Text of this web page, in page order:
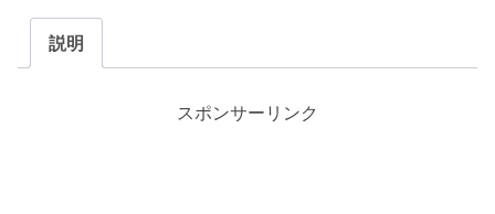
説明
スポンサーリンク